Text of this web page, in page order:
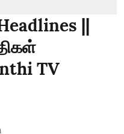
||
TV